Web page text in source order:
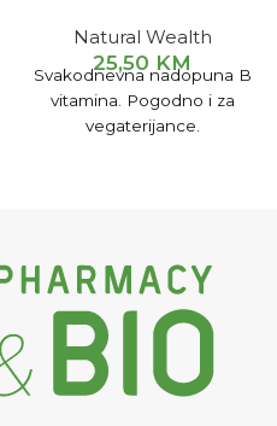
Natural Wealth
25,50 KM
Svakodnevna nadopuna B
vitamina. Pogodno i za
vegaterijance.